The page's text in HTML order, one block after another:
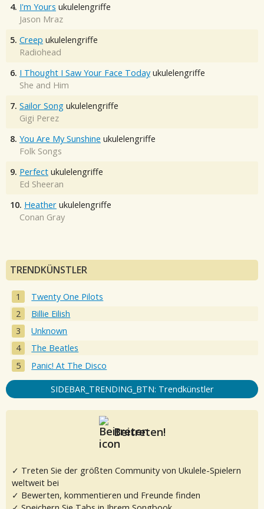
4. I'm Yours ukulelengriffe
Jason Mraz
5. Creep ukulelengriffe
Radiohead
6. I Thought I Saw Your Face Today ukulelengriffe
She and Him
7. Sailor Song ukulelengriffe
Gigi Perez
8. You Are My Sunshine ukulelengriffe
Folk Songs
9. Perfect ukulelengriffe
Ed Sheeran
10. Heather ukulelengriffe
Conan Gray
TRENDKÜNSTLER
Twenty One Pilots
Billie Eilish
Unknown
The Beatles
Panic! At The Disco
SIDEBAR_TRENDING_BTN: Trendkünstler
Beitreten!
✓ Treten Sie der größten Community von Ukulele-Spielern
weltweit bei
✓ Bewerten, kommentieren und Freunde finden